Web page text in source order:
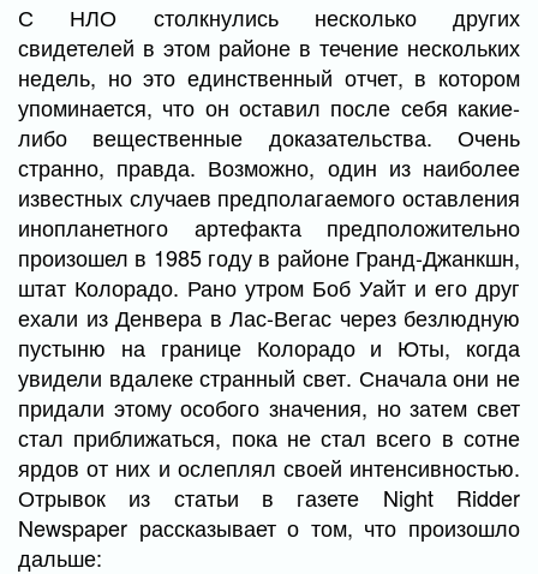
С НЛО столкнулись несколько других
свидетелей в этом районе в течение нескольких
недель, но это единственный отчет, в котором
упоминается, что он оставил после себя какие-
либо вещественные доказательства. Очень
странно, правда. Возможно, один из наиболее
известных случаев предполагаемого оставления
инопланетного артефакта предположительно
произошел в 1985 году в районе Гранд-Джанкшн,
штат Колорадо. Рано утром Боб Уайт и его друг
ехали из Денвера в Лас-Вегас через безлюдную
пустыню на границе Колорадо и Юты, когда
увидели вдалеке странный свет. Сначала они не
придали этому особого значения, но затем свет
стал приближаться, пока не стал всего в сотне
ярдов от них и ослеплял своей интенсивностью.
Отрывок из статьи в газете Night Ridder
Newspaper рассказывает о том, что произошло
дальше: